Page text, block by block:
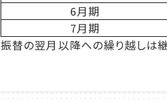
6月期
7月期
振替の翌月以降への繰り越しは